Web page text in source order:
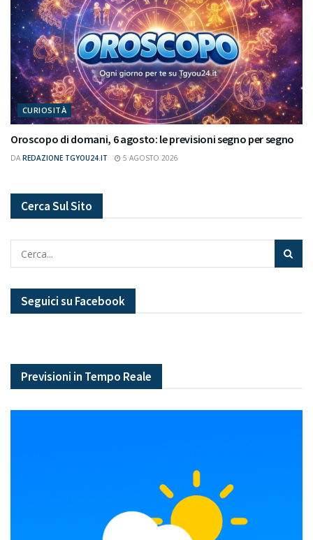
CURIOSITÀ
Oroscopo di domani, 6 agosto: le previsioni segno per segno
DA REDAZIONE TGYOU24.IT 5 AGOSTO 2026
Cerca Sul Sito
Seguici su Facebook
Previsioni in Tempo Reale